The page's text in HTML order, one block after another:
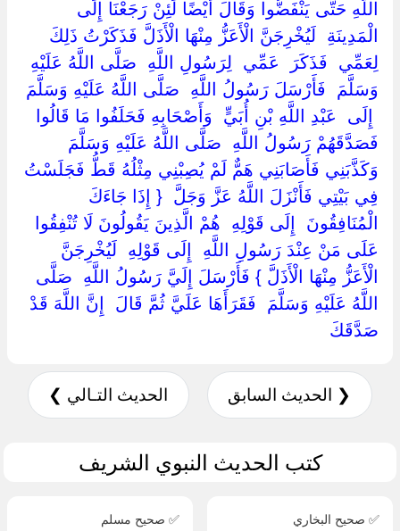
اللَّهِ حَتَّى يَنْفَضُّوا وَقَالَ أَيْضًا لَئِنْ رَجَعْنَا إِلَى ‏
‏الْمَدِينَةِ ‏ ‏لَيُخْرِجَنَّ الْأَعَزُّ مِنْهَا الْأَذَلَّ فَذَكَرْتُ ذَلِكَ ‏
‏لِعَمِّي ‏ ‏فَذَكَرَ ‏ ‏عَمِّي ‏ ‏لِرَسُولِ اللَّهِ ‏ ‏صَلَّى اللَّهُ عَلَيْهِ
وَسَلَّمَ ‏ ‏فَأَرْسَلَ رَسُولُ اللَّهِ ‏ ‏صَلَّى اللَّهُ عَلَيْهِ وَسَلَّمَ
‏ ‏إِلَى ‏ ‏عَبْدِ اللَّهِ بْنِ أُبَيٍّ ‏ ‏وَأَصْحَابِهِ فَحَلَفُوا مَا قَالُوا
فَصَدَّقَهُمْ رَسُولُ اللَّهِ ‏ ‏صَلَّى اللَّهُ عَلَيْهِ وَسَلَّمَ ‏
‏وَكَذَّبَنِي فَأَصَابَنِي هَمٌّ لَمْ يُصِبْنِي مِثْلُهُ قَطُّ فَجَلَسْتُ
فِي بَيْتِي فَأَنْزَلَ اللَّهُ عَزَّ وَجَلَّ ‏ { ‏إِذَا جَاءَكَ
الْمُنَافِقُونَ ‏ ‏إِلَى قَوْلِهِ ‏ ‏هُمْ الَّذِينَ يَقُولُونَ لَا تُنْفِقُوا
عَلَى مَنْ عِنْدَ رَسُولِ اللَّهِ ‏ ‏إِلَى قَوْلِهِ ‏ ‏لَيُخْرِجَنَّ
الْأَعَزُّ مِنْهَا الْأَذَلَّ ‏} ‏فَأَرْسَلَ إِلَيَّ رَسُولُ اللَّهِ ‏ ‏صَلَّى
اللَّهُ عَلَيْهِ وَسَلَّمَ ‏ ‏فَقَرَأَهَا عَلَيَّ ثُمَّ قَالَ ‏ ‏إِنَّ اللَّهَ قَدْ
صَدَّقَكَ ‏
❮ الحديث السابق الحديث التـالي ❯
كتب الحديث النبوي الشريف
✅ صحيح البخاري ✅ صحيح مسلم